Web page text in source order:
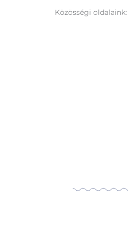
Közösségi oldalaink: